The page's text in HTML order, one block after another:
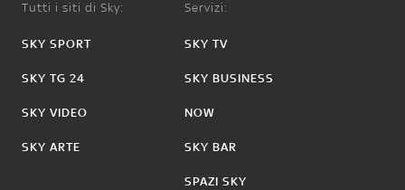
Tutti i siti di Sky:
SKY SPORT
SKY TG 24
SKY VIDEO
SKY ARTE
Servizi:
SKY TV
SKY BUSINESS
NOW
SKY BAR
SPAZI SKY